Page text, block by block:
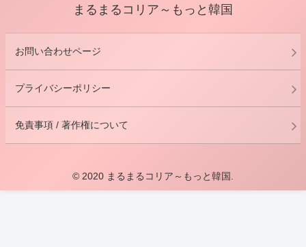
まるまるコリア～もっと韓国
お問い合わせページ
プライバシーポリシー
免責事項 / 著作権について
© 2020 まるまるコリア～もっと韓国.